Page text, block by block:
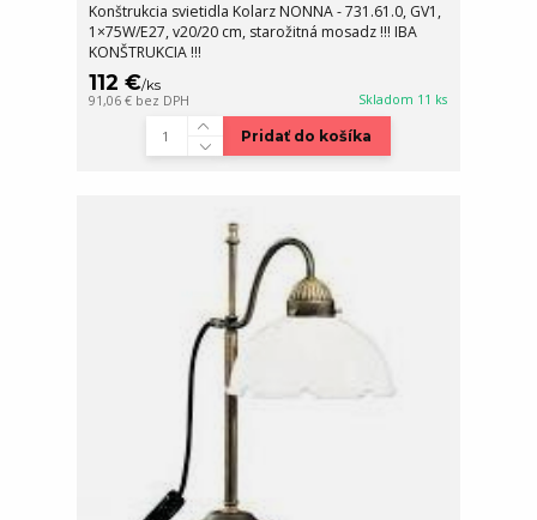
Konštrukcia svietidla Kolarz NONNA - 731.61.0, GV1,
1×75W/E27, v20/20 cm, starožitná mosadz !!! IBA
KONŠTRUKCIA !!!
112 €/ks
91,06 € bez DPH Skladom 11 ks
Pridať do košíka